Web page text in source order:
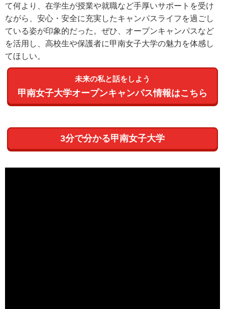
て何より、在学生が授業や就職など手厚いサポートを受け
ながら、安心・安全に充実したキャンパスライフを過ごし
ている姿が印象的だった。ぜひ、オープンキャンパスなど
を活用し、高校生や保護者に甲南女子大学の魅力を体感し
てほしい。
未来の私と話をしよう
甲南女子大学オープンキャンパス情報はこちら
3分で分かる甲南女子大学